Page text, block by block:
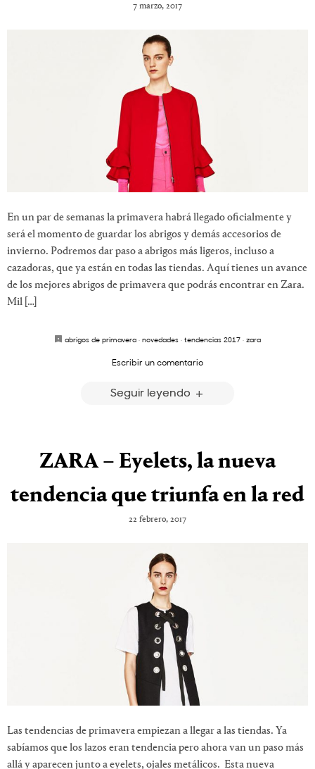
7 marzo, 2017
En un par de semanas la primavera habrá llegado oficialmente y
será el momento de guardar los abrigos y demás accesorios de
invierno. Podremos dar paso a abrigos más ligeros, incluso a
cazadoras, que ya están en todas las tiendas. Aquí tienes un avance
de los mejores abrigos de primavera que podrás encontrar en Zara.
Mil […]
abrigos de primavera · novedades · tendencias 2017 · zara
Escribir un comentario
Seguir leyendo
ZARA – Eyelets, la nueva
tendencia que triunfa en la red
22 febrero, 2017
Las tendencias de primavera empiezan a llegar a las tiendas. Ya
sabíamos que los lazos eran tendencia pero ahora van un paso más
allá y aparecen junto a eyelets, ojales metálicos. Esta nueva